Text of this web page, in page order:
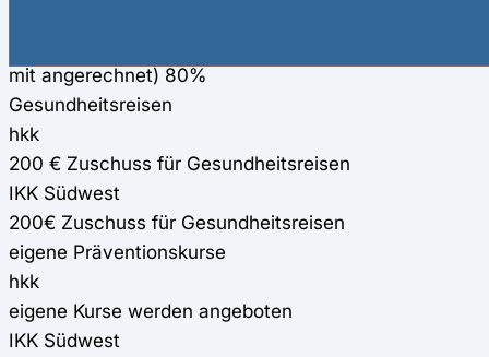
mit angerechnet) 80%
Gesundheitsreisen
hkk
200 € Zuschuss für Gesundheitsreisen
IKK Südwest
200€ Zuschuss für Gesundheitsreisen
eigene Präventionskurse
hkk
eigene Kurse werden angeboten
IKK Südwest